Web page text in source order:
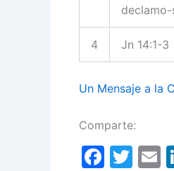
4 Jn 14:1-3
Un Mensaje a la
Comparte:
F
T
E